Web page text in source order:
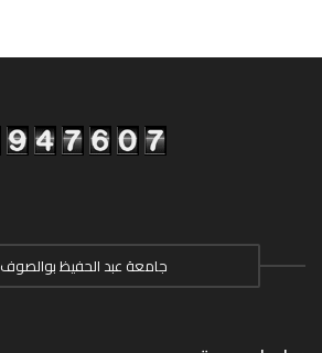
جامعة عبد الحفيظ بوالصوف